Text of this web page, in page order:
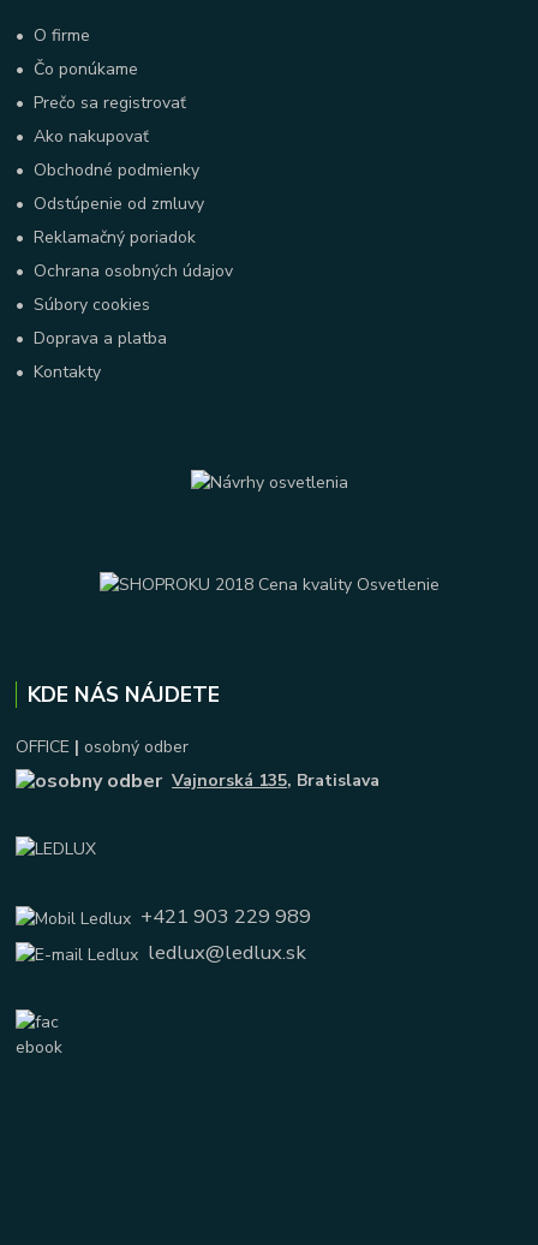
• O firme
• Čo ponúkame
•Prečo sa registrovať
•Ako nakupovať
• Obchodné podmienky
• Odstúpenie od zmluvy
•Reklamačný poriadok
• Ochrana osobných údajov
•Súbory cookies
•Doprava a platba
•Kontakty
KDE NÁS NÁJDETE
OFFICE | osobný odber
Vajnorská 135, Bratislava
+421 903 229 989
ledlux@ledlux.sk